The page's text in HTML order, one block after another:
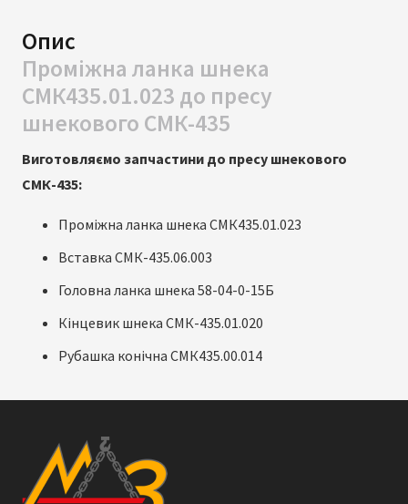
Опис
Проміжна ланка шнека
СМК435.01.023 до пресу
шнекового СМК-435
Виготовляємо запчастини до пресу шнекового
СМК-435:
Проміжна ланка шнека СМК435.01.023
Вставка СМК-435.06.003
Головна ланка шнека 58-04-0-15Б
Кінцевик шнека СМК-435.01.020
Рубашка конічна СМК435.00.014